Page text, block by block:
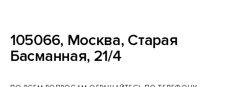
105066, Москва, Старая
Басманная, 21/4